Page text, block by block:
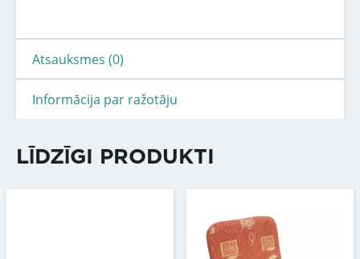
Atsauksmes (0)
Informācija par ražotāju
LĪDZĪGI PRODUKTI